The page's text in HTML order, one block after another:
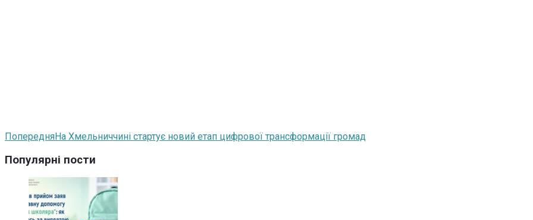
ПопередняНа Хмельниччині стартує новий етап цифрової трансформації громад
Популярні пости